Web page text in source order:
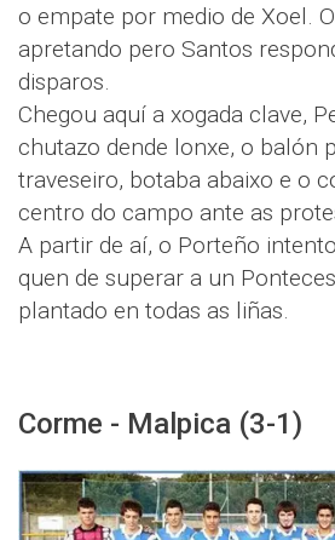
o empate por medio de Xoel.
apretando pero Santos
disparos.
Chegou aquí a xogada clave,
chutazo dende lonxe, o balón
traveseiro, botaba abaixo e o
centro do campo ante as
A partir de aí, o Porteño
quen de superar a un
plantado en todas as liñas.
Corme - Malpica (3-1)